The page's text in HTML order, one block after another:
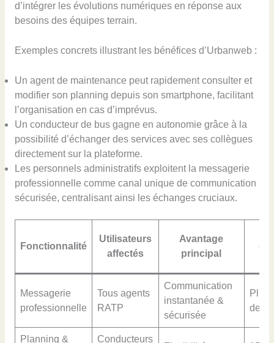
d’intégrer les évolutions numériques en réponse aux
besoins des équipes terrain.
Exemples concrets illustrant les bénéfices d’Urbanweb :
Un agent de maintenance peut rapidement consulter et
modifier son planning depuis son smartphone, facilitant
l’organisation en cas d’imprévus.
Un conducteur de bus gagne en autonomie grâce à la
possibilité d’échanger des services avec ses collègues
directement sur la plateforme.
Les personnels administratifs exploitent la messagerie
professionnelle comme canal unique de communication
sécurisée, centralisant ainsi les échanges cruciaux.
Fonctionnalité
Utilisateurs
affectés
Avantage
principal
Messagerie
professionnelle
Tous agents
RATP
Communication
instantanée &
sécurisée
Plus
de
Planning & Conducteurs